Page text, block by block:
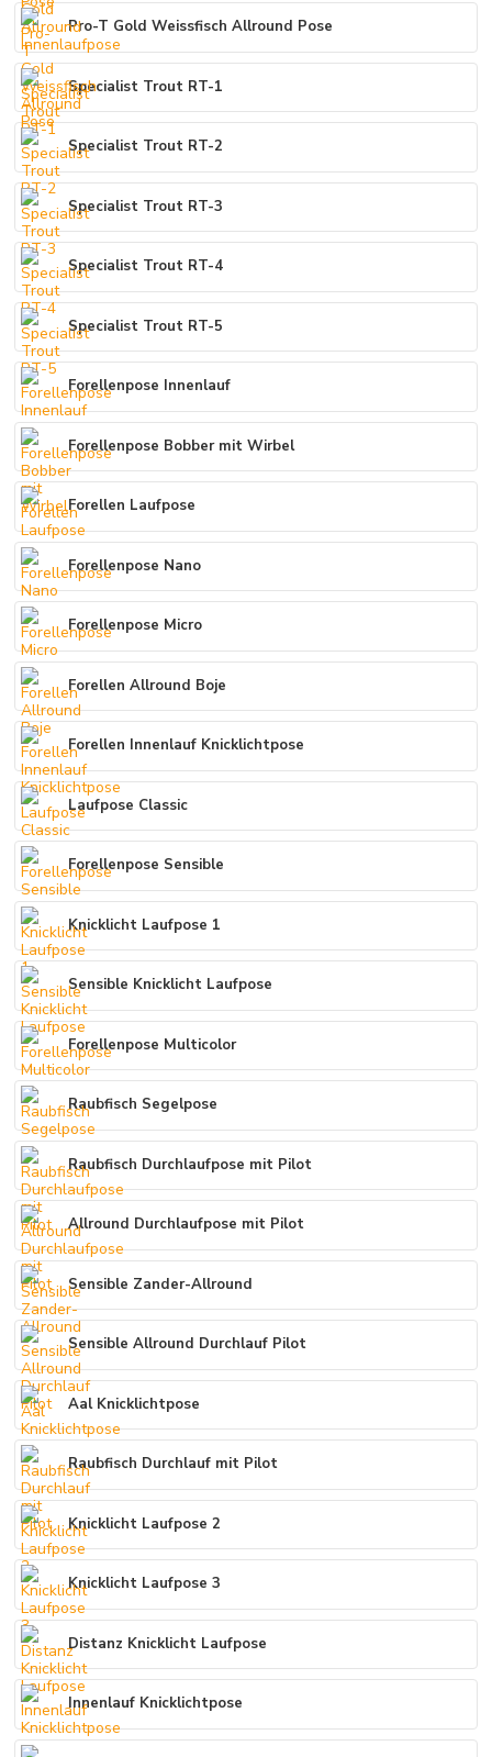
Pro-T Gold Weissfisch Allround Pose
Specialist Trout RT-1
Specialist Trout RT-2
Specialist Trout RT-3
Specialist Trout RT-4
Specialist Trout RT-5
Forellenpose Innenlauf
Forellenpose Bobber mit Wirbel
Forellen Laufpose
Forellenpose Nano
Forellenpose Micro
Forellen Allround Boje
Forellen Innenlauf Knicklichtpose
Laufpose Classic
Forellenpose Sensible
Knicklicht Laufpose 1
Sensible Knicklicht Laufpose
Forellenpose Multicolor
Raubfisch Segelpose
Raubfisch Durchlaufpose mit Pilot
Allround Durchlaufpose mit Pilot
Sensible Zander-Allround
Sensible Allround Durchlauf Pilot
Aal Knicklichtpose
Raubfisch Durchlauf mit Pilot
Knicklicht Laufpose 2
Knicklicht Laufpose 3
Distanz Knicklicht Laufpose
Innenlauf Knicklichtpose